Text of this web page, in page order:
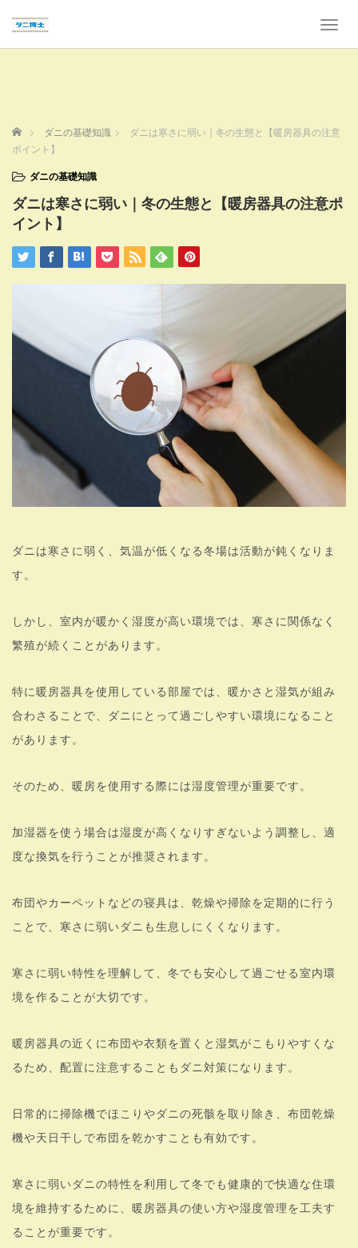
T
a
a
ホーム ダニの基礎知識
ダニは寒さに弱い｜冬の生態と【暖房器具の注意
ポイント】
ダニの基礎知識
ダニは寒さに弱い｜冬の生態と【暖房器具の注意ポ
イント】
ダニは寒さに弱く、気温が低くなる冬場は活動が鈍くなりま
す。
しかし、室内が暖かく湿度が高い環境では、寒さに関係なく
繁殖が続くことがあります。
特に暖房器具を使用している部屋では、暖かさと湿気が組み
合わさることで、ダニにとって過ごしやすい環境になること
があります。
そのため、暖房を使用する際には湿度管理が重要です。
加湿器を使う場合は湿度が高くなりすぎないよう調整し、適
度な換気を行うことが推奨されます。
布団やカーペットなどの寝具は、乾燥や掃除を定期的に行う
ことで、寒さに弱いダニも生息しにくくなります。
寒さに弱い特性を理解して、冬でも安心して過ごせる室内環
境を作ることが大切です。
暖房器具の近くに布団や衣類を置くと湿気がこもりやすくな
るため、配置に注意することもダニ対策になります。
日常的に掃除機でほこりやダニの死骸を取り除き、布団乾燥
機や天日干しで布団を乾かすことも有効です。
寒さに弱いダニの特性を利用して冬でも健康的で快適な住環
境を維持するために、暖房器具の使い方や湿度管理を工夫す
ることが重要です。